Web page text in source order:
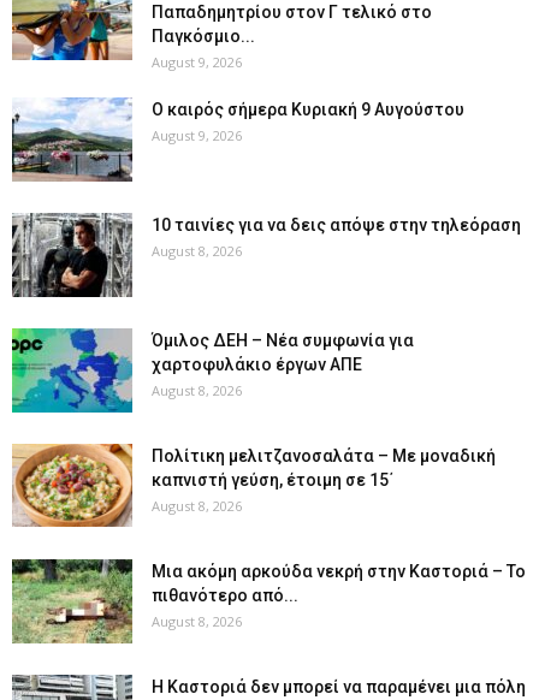
Παπαδημητρίου στον Γ τελικό στο
Παγκόσμιο...
August 9, 2026
Ο καιρός σήμερα Κυριακή 9 Αυγούστου
August 9, 2026
10 ταινίες για να δεις απόψε στην τηλεόραση
August 8, 2026
Όμιλος ΔΕΗ – Νέα συμφωνία για
χαρτοφυλάκιο έργων ΑΠΕ
August 8, 2026
Πολίτικη μελιτζανοσαλάτα – Με μοναδική
καπνιστή γεύση, έτοιμη σε 15΄
August 8, 2026
Μια ακόμη αρκούδα νεκρή στην Καστοριά – Το
πιθανότερο από...
August 8, 2026
Η Καστοριά δεν μπορεί να παραμένει μια πόλη